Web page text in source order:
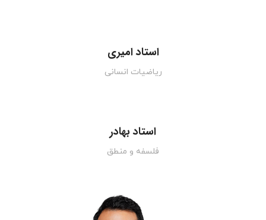
استاد امیری
ریاضیات انسانی
استاد بهادر
فلسفه و منطق